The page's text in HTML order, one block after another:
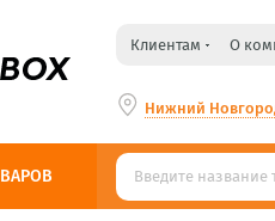
Клиентам О
Нижний